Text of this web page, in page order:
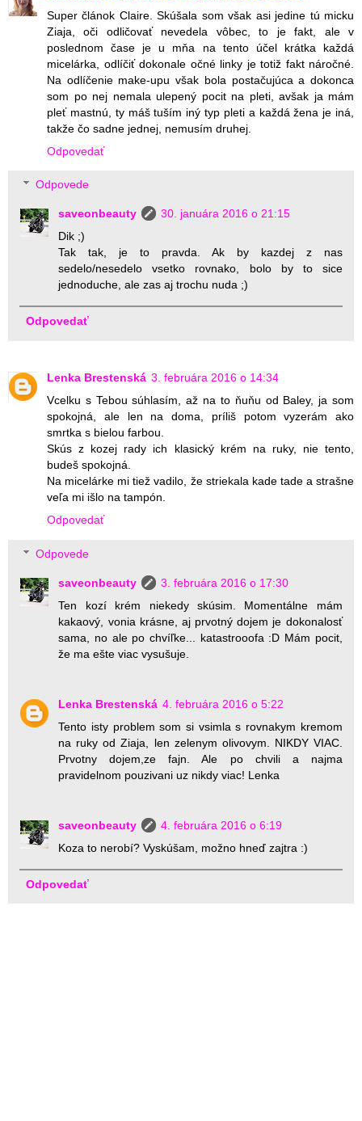
Super článok Claire. Skúšala som však asi jedine tú micku
Ziaja, oči odličovať nevedela vôbec, to je fakt, ale v
poslednom čase je u mňa na tento účel krátka každá
micelárka, odlíčiť dokonale očné linky je totiž fakt náročné.
Na odlíčenie make-upu však bola postačujúca a dokonca
som po nej nemala ulepený pocit na pleti, avšak ja mám
pleť mastnú, ty máš tuším iný typ pleti a každá žena je iná,
takže čo sadne jednej, nemusím druhej.
Odpovedať
Odpovede
saveonbeauty
30. januára 2016 o 21:15
Dik ;)
Tak tak, je to pravda. Ak by kazdej z nas
sedelo/nesedelo vsetko rovnako, bolo by to sice
jednoduche, ale zas aj trochu nuda ;)
Odpovedať
Lenka Brestenská 3. februára 2016 o 14:34
Vcelku s Tebou súhlasím, až na to ňuňu od Baley, ja som
spokojná, ale len na doma, príliš potom vyzerám ako
smrtka s bielou farbou.
Skús z kozej rady ich klasický krém na ruky, nie tento,
budeš spokojná.
Na micelárke mi tiež vadilo, že striekala kade tade a strašne
veľa mi išlo na tampón.
Odpovedať
Odpovede
saveonbeauty
3. februára 2016 o 17:30
Ten kozí krém niekedy skúsim. Momentálne mám
kakaový, vonia krásne, aj prvotný dojem je dokonalosť
sama, no ale po chvíľke... katastrooofa :D Mám pocit,
že ma ešte viac vysušuje.
Lenka Brestenská 4. februára 2016 o 5:22
Tento isty problem som si vsimla s rovnakym kremom
na ruky od Ziaja, len zelenym olivovym. NIKDY VIAC.
Prvotny dojem,ze fajn. Ale po chvili a najma
pravidelnom pouzivani uz nikdy viac! Lenka
saveonbeauty
4. februára 2016 o 6:19
Koza to nerobí? Vyskúšam, možno hneď zajtra :)
Odpovedať